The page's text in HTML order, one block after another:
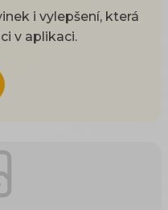
i vylepšení, která
v aplikaci.